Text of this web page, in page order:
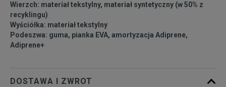
45 1/3 29 cm Powiadom o dostępności
46 29,5 cm Powiadom o dostępności
Wierzch: materiał tekstylny, materiał syntetyczny (w 50% z
recyklingu)
Wyściółka: materiał tekstylny
Podeszwa: guma, pianka EVA, amortyzacja Adiprene,
Adiprene+
DOSTAWA I ZWROT